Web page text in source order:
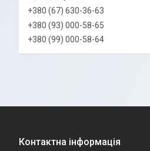
+380 (67) 630-36-63
+380 (93) 000-58-65
+380 (99) 000-58-64